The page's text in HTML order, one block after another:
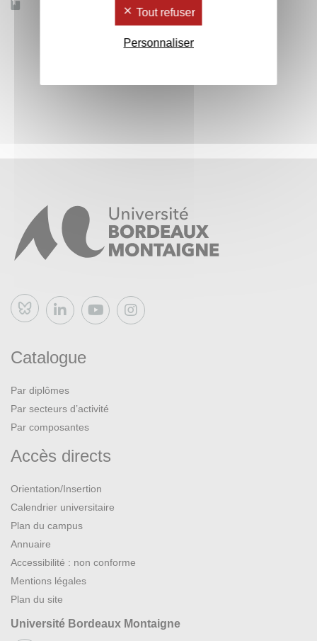
Accessible à distance
Bluesky
Catalogue
Par diplômes
Par secteurs d’activité
Par composantes
Accès directs
Orientation/Insertion
Calendrier universitaire
Plan du campus
Annuaire
Accessibilité : non conforme
Mentions légales
Plan du site
Université Bordeaux Montaigne
Tout refuser
Personnaliser